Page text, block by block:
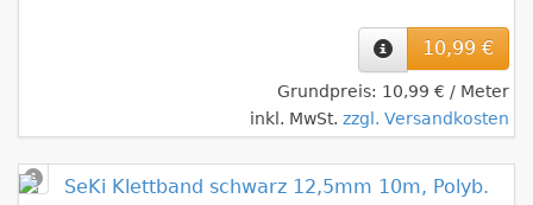
10,99 €
Grundpreis: 10,99 € / Meter
inkl. MwSt. zzgl. Versandkosten